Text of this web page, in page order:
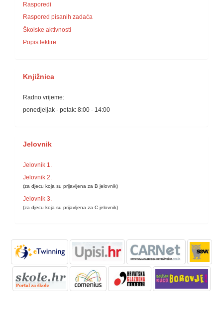
Rasporedi
Raspored pisanih zadaća
Školske aktivnosti
Popis lektire
Knjižnica
Radno vrijeme:
ponedjeljak - petak: 8:00 - 14:00
Jelovnik
Jelovnik 1.
Jelovnik 2.
(za djecu koja su prijavljena za B jelovnik)
Jelovnik 3.
(za djecu koja su prijavljena za C jelovnik)